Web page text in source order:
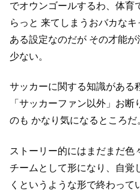
でオウンゴールするわ、体育
らっと 来てしまうおバカな
ある設定なのだが その才能
少ない。
サッカーに関する知識がある
「サッカーファン以外」お
のも かなり気になるところだ
ストーリー的にはまだまだ色
チームとして形になり、自覚
くというような形で終わって